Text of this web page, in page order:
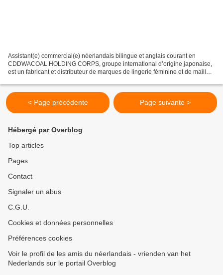
Assistant(e) commercial(e) néerlandais bilingue et anglais courant en
CDDWACOAL HOLDING CORPS, groupe international d’origine japonaise,
est un fabricant et distributeur de marques de lingerie féminine et de maillot
< Page précédente Page suivante >
Hébergé par Overblog
Top articles
Pages
Contact
Signaler un abus
C.G.U.
Cookies et données personnelles
Préférences cookies
Voir le profil de les amis du néerlandais - vrienden van het
Nederlands sur le portail Overblog